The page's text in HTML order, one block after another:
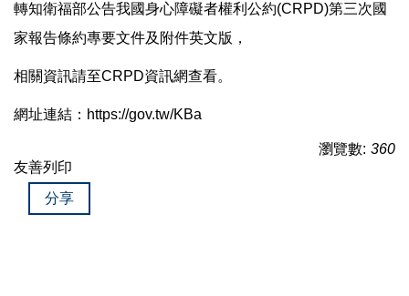
轉知衛福部公告我國身心障礙者權利公約(CRPD)第三次國
家報告條約專要文件及附件英文版，
相關資訊請至CRPD資訊網查看。
網址連結： https://gov.tw/KBa
瀏覽數: 360
友善列印
分享